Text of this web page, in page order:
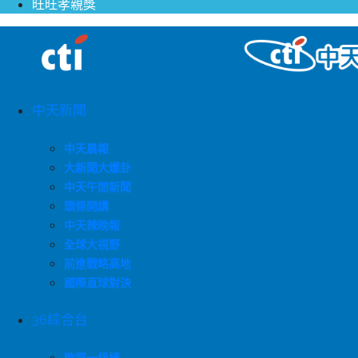
旺旺孝親獎
中天新聞
中天晨報
大新聞大爆卦
中天午間新聞
頭條開講
中天辣晚報
全球大視野
前進戰略高地
國際直球對決
36綜合台